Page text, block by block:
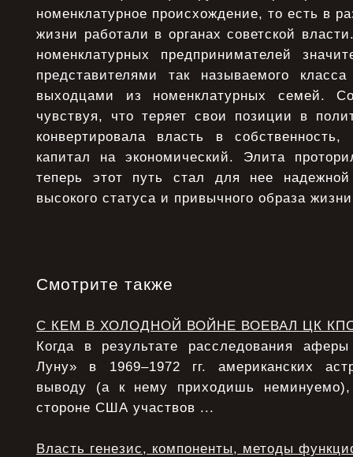
номенклатурное происхождение, то есть в
жизни работали в органах советской
номенклатурных предпринимателей
представителями так называемого
выходцами из номенклатурных семей.
чувствуя, что теряет свои позиции в
конвертировала власть в
капитал на экономический. Элита
теперь этот путь стал для нее надежной
высокого статуса и привычного образа
Смотрите также
С КЕМ В ХОЛОДНОЙ ВОЙНЕ ВОЕВАЛ ЦК
Когда в результате расследования
Луну» в 1969–1972 гг. американских
выводу (а к нему приходишь
стороне США участвов ...
Власть генезис, компоненты, методы